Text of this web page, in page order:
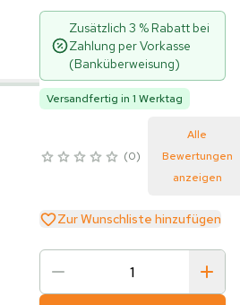
Zusätzlich 3 % Rabatt bei
Zahlung per Vorkasse
(Banküberweisung)
Versandfertig in 1 Werktag
0
Alle
Bewertungen
anzeigen
Zur Wunschliste hinzufügen